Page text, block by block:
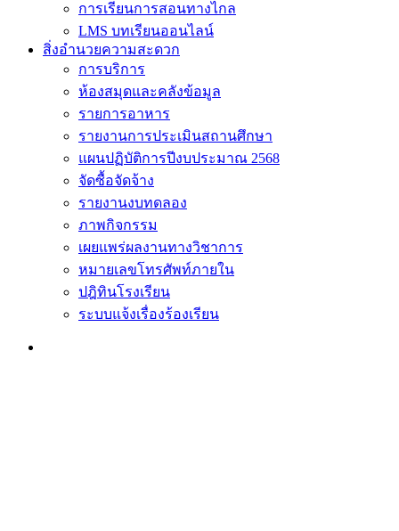
การเรียนการสอนทางไกล
LMS บทเรียนออนไลน์
สิ่งอำนวยความสะดวก
การบริการ
ห้องสมุดและคลังข้อมูล
รายการอาหาร
รายงานการประเมินสถานศึกษา
แผนปฏิบัติการปีงบประมาณ 2568
จัดซื้อจัดจ้าง
รายงานงบทดลอง
ภาพกิจกรรม
เผยแพร่ผลงานทางวิชาการ
หมายเลขโทรศัพท์ภายใน
ปฎิทินโรงเรียน
ระบบแจ้งเรื่องร้องเรียน